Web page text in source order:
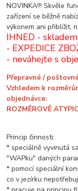
NOVINKA!!! Skvěle
zařízení se běžně
výkonem ani přiblížit,
IHNED - skladem
- EXPEDICE
- neváhejte s
Přepravné /
Vzhledem k
objednávce:
ROZMĚROVĚ
Princip činnosti:
* speciálně vyvinutá
"WAPku" daných
* pomocí speciální
co v jezírku